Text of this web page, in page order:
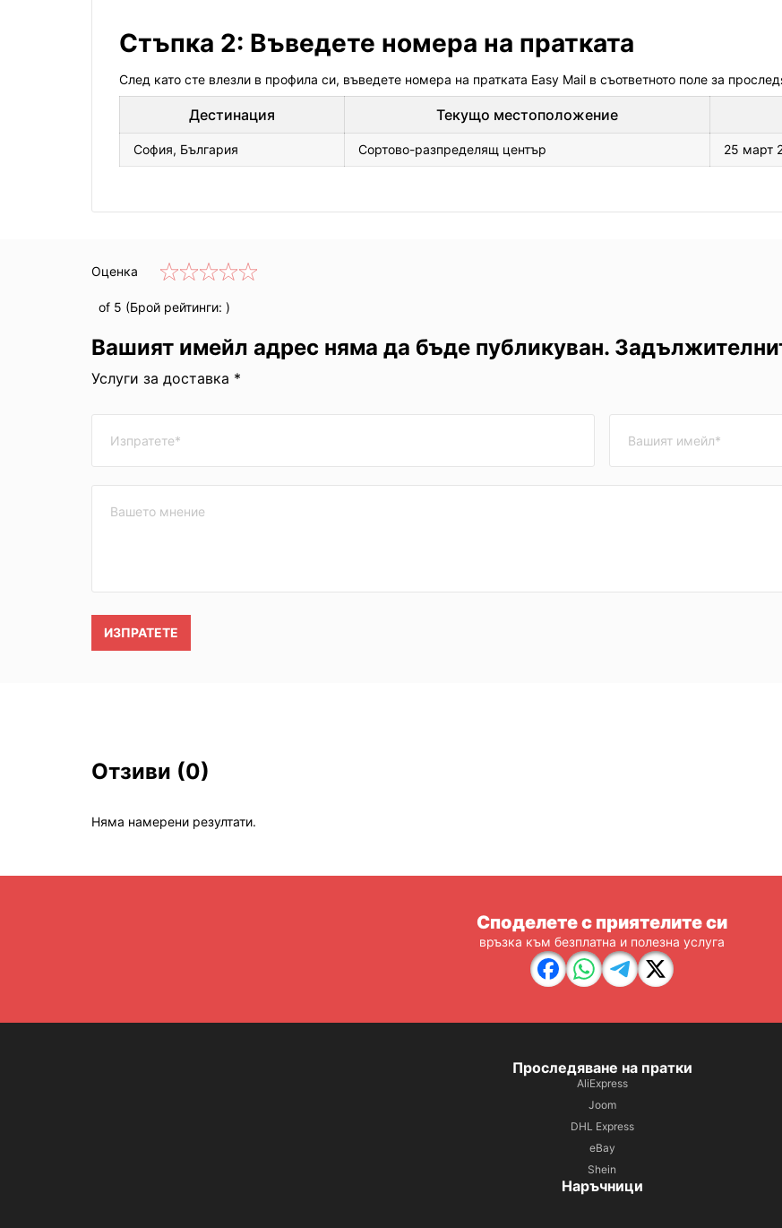
Стъпка 2: Въведете номера на пратката
След като сте влезли в профила си, въведете номера на пратката Easy Mail в съответното поле за
Дестинация Текущо местоположение
София, България Сортово-разпределящ център 25 март
Оценка
of 5 (Брой рейтинги: )
Вашият имейл адрес няма да бъде публикуван.
Услуги за доставка *
ИЗПРАТЕТЕ
Отзиви (0)
Няма намерени резултати.
Споделете с приятелите си
връзка към безплатна и полезна услуга
Проследяване на пратки
AliExpress
Joom
DHL Express
eBay
Shein
Наръчници